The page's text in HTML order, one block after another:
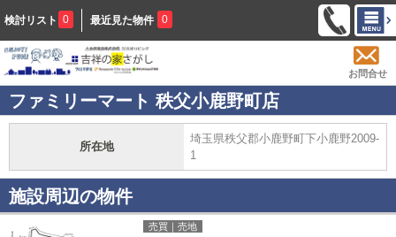
検討リスト 0 最近見た物件 0
お問合せ
ファミリーマート 秩父小鹿野町店
所在地
埼玉県秩父郡小鹿野町下小鹿野2009-
1
施設周辺の物件
売買｜売地